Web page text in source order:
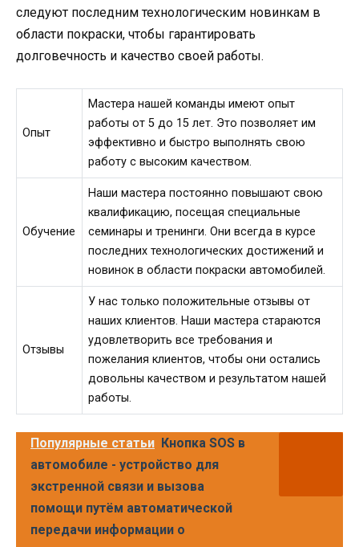
следуют последним технологическим новинкам в
области покраски, чтобы гарантировать
долговечность и качество своей работы.
Опыт
Мастера нашей команды имеют опыт
работы от 5 до 15 лет. Это позволяет им
эффективно и быстро выполнять свою
работу с высоким качеством.
Обучение
Наши мастера постоянно повышают свою
квалификацию, посещая специальные
семинары и тренинги. Они всегда в курсе
последних технологических достижений и
новинок в области покраски автомобилей.
Отзывы
У нас только положительные отзывы от
наших клиентов. Наши мастера стараются
удовлетворить все требования и
пожелания клиентов, чтобы они остались
довольны качеством и результатом нашей
работы.
Популярные статьи Кнопка SOS в
автомобиле - устройство для
экстренной связи и вызова
помощи путём автоматической
передачи информации о